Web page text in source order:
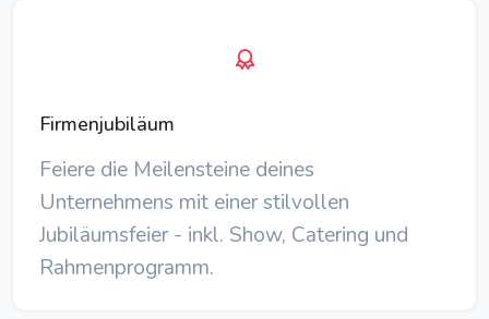
Firmenjubiläum
Feiere die Meilensteine deines
Unternehmens mit einer stilvollen
Jubiläumsfeier - inkl. Show, Catering und
Rahmenprogramm.